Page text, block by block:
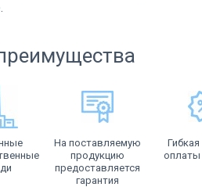
На поставляемую
продукцию
предоставляется
гарантия
оплаты